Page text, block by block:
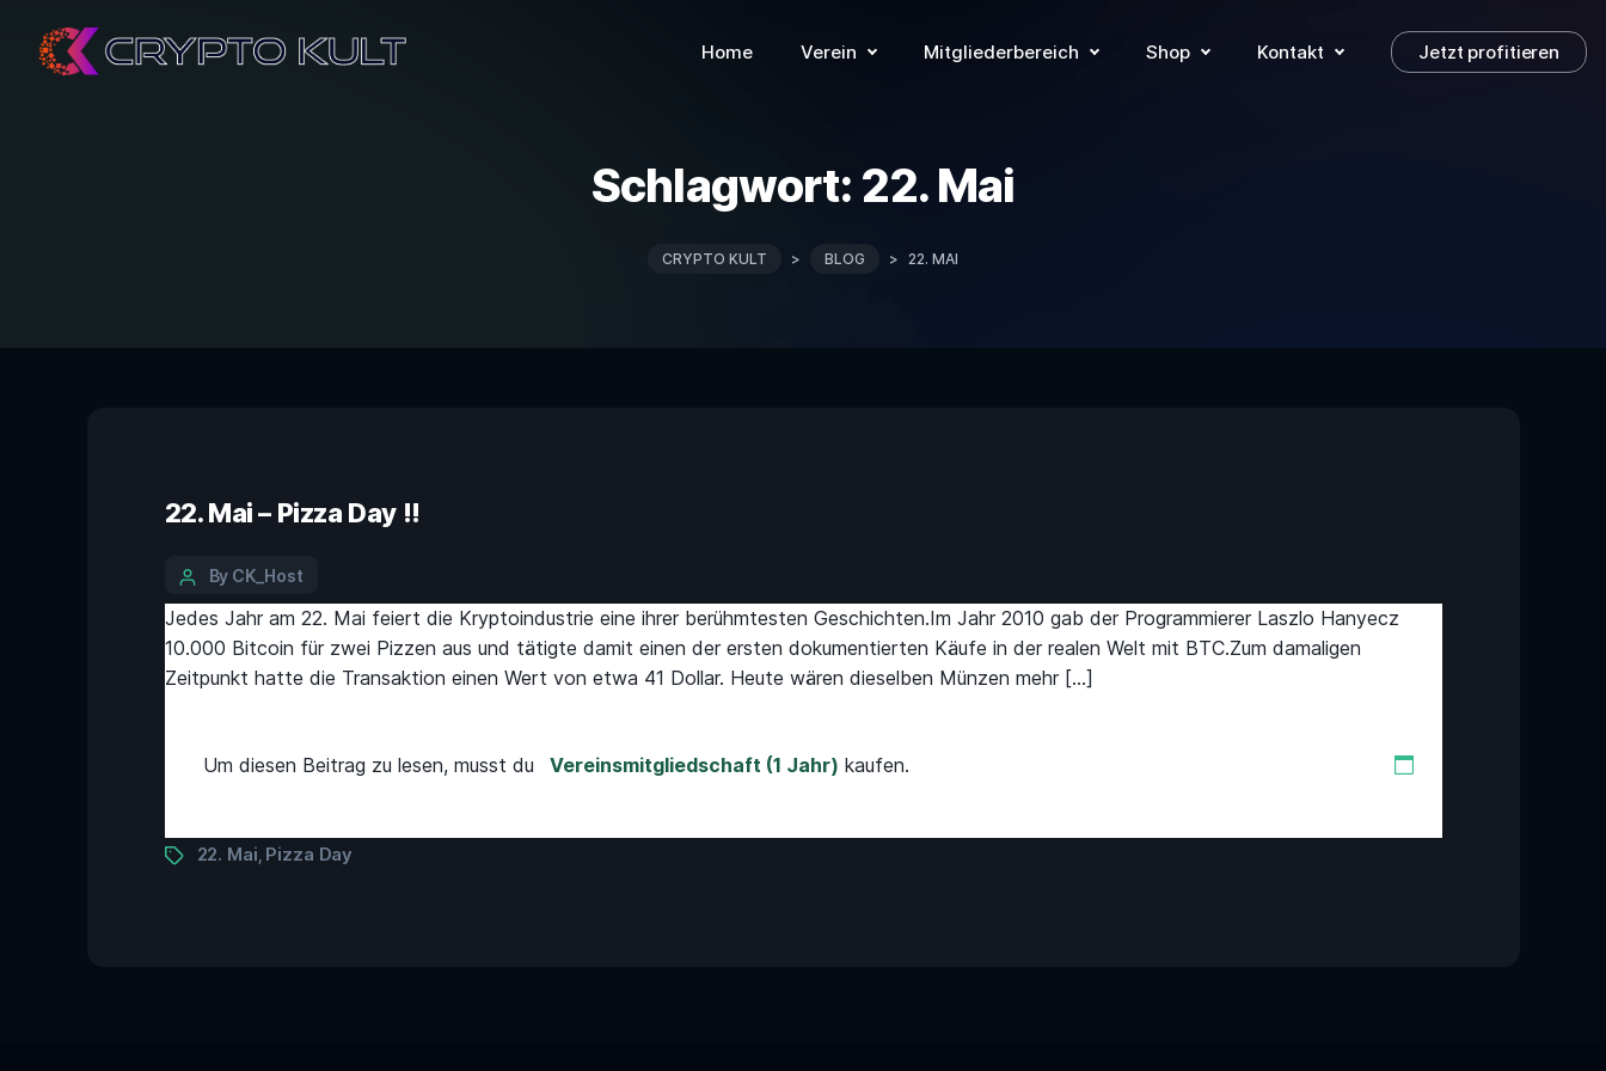
Home Verein Mitgliederbereich Shop Kontakt Jetzt profitieren
Schlagwort: 22. Mai
CRYPTO KULT > BLOG > 22. MAI
22. Mai – Pizza Day !!
By CK_Host
Jedes Jahr am 22. Mai feiert die Kryptoindustrie eine ihrer berühmtesten Geschichten.Im Jahr 2010 gab der Programmierer Laszlo Hanyecz
10.000 Bitcoin für zwei Pizzen aus und tätigte damit einen der ersten dokumentierten Käufe in der realen Welt mit BTC.Zum damaligen
Zeitpunkt hatte die Transaktion einen Wert von etwa 41 Dollar. Heute wären dieselben Münzen mehr […]
Um diesen Beitrag zu lesen, musst du Vereinsmitgliedschaft (1 Jahr) kaufen.
22. Mai Pizza Day